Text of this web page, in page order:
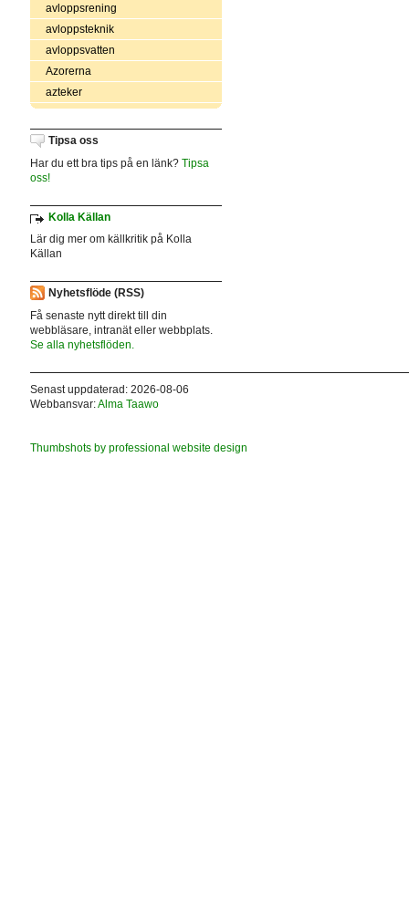
avloppsrening
avloppsteknik
avloppsvatten
Azorerna
azteker
Tipsa oss
Har du ett bra tips på en länk? Tipsa
oss!
Kolla Källan
Lär dig mer om källkritik på Kolla
Källan
Nyhetsflöde (RSS)
Få senaste nytt direkt till din
webbläsare, intranät eller webbplats.
Se alla nyhetsflöden.
Senast uppdaterad: 2026-08-06
Webbansvar:Alma Taawo
Thumbshots by professional website design